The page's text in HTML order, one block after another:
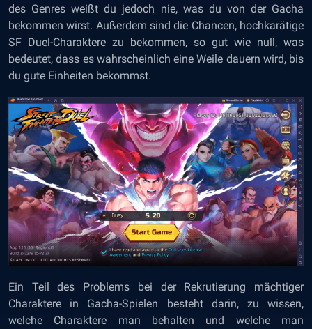
des Genres weißt du jedoch nie, was du von der Gacha
bekommen wirst. Außerdem sind die Chancen, hochkarätige
SF Duel-Charaktere zu bekommen, so gut wie null, was
bedeutet, dass es wahrscheinlich eine Weile dauern wird, bis
du gute Einheiten bekommst.
Ein Teil des Problems bei der Rekrutierung mächtiger
Charaktere in Gacha-Spielen besteht darin, zu wissen,
welche Charaktere man behalten und welche man